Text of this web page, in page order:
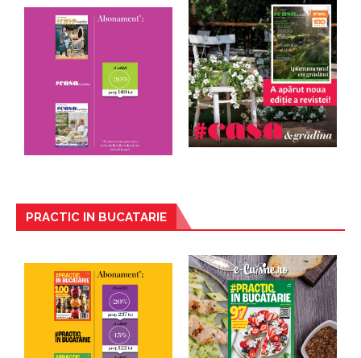
PRACTIC IN BUCATARIE